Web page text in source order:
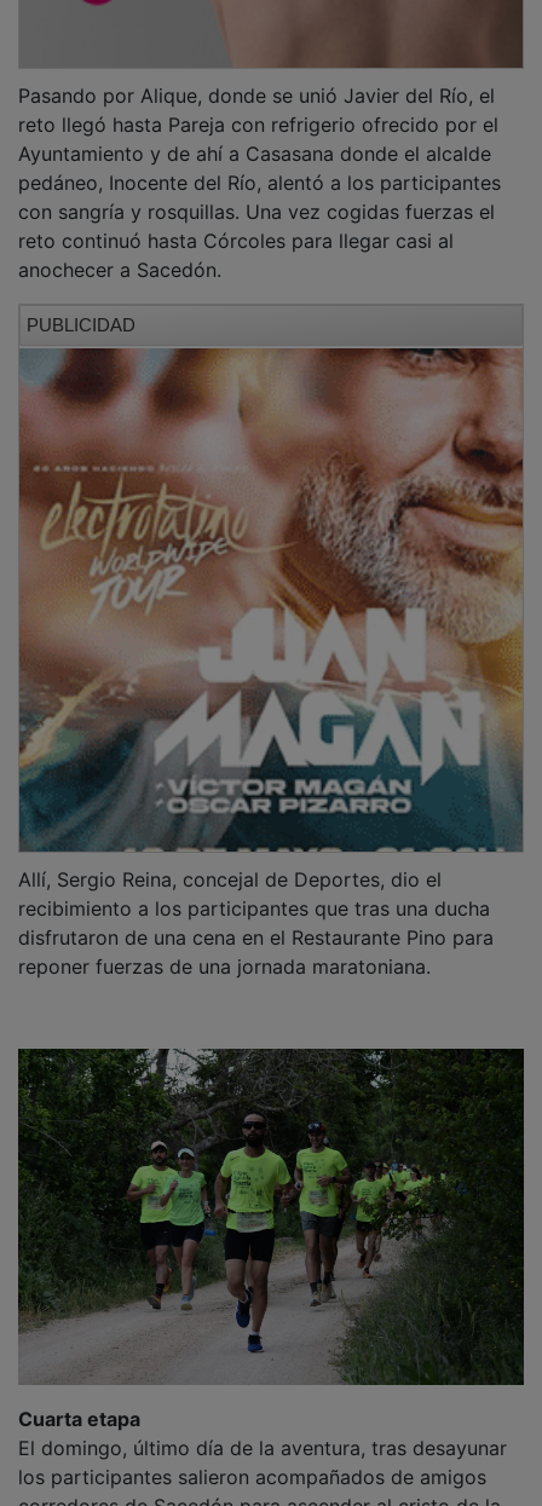
reto llegó hasta Pareja con refrigerio ofrecido por el
Ayuntamiento y de ahí a Casasana donde el alcalde
pedáneo, Inocente del Río, alentó a los participantes
con sangría y rosquillas. Una vez cogidas fuerzas el
reto continuó hasta Córcoles para llegar casi al
anochecer a Sacedón.
recibimiento a los participantes que tras una ducha
disfrutaron de una cena en el Restaurante Pino para
reponer fuerzas de una jornada maratoniana.
El domingo, último día de la aventura, tras desayunar
los participantes salieron acompañados de amigos
corredores de Sacedón para ascender al cristo de la